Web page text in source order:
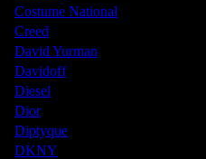
Costume National
Creed
David Yurman
Davidoff
Diesel
Dior
Diptyque
DKNY